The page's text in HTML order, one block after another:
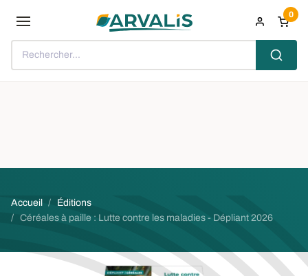
Rechercher...
0
Fil d'Ariane
Accueil
Éditions
Céréales à paille : Lutte contre les maladies - Dépliant 2026